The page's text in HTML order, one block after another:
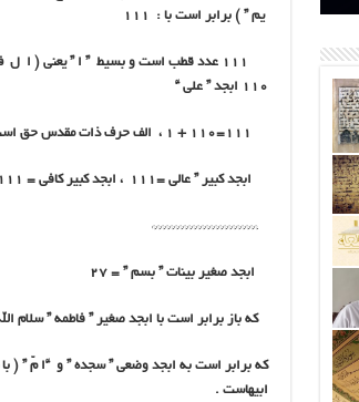
یم ” ) برابر است با : 111
111 عدد قطب است و بسیط ” ا ” یعنی (
۱۱۰ ابجد ” علی “
ابجد کبیر ” عالی =۱۱۱ ، ابجد کبیر کافی = ۱۱۱ ، ابجد کبیر ” اعلی ” = ۱۱۱
************************
ابجد صغیر بینات ” بسم ” = ۲۷
که باز برابر است با ابجد صغیر ” فاطمه ” سلام الله
ابیهاست .